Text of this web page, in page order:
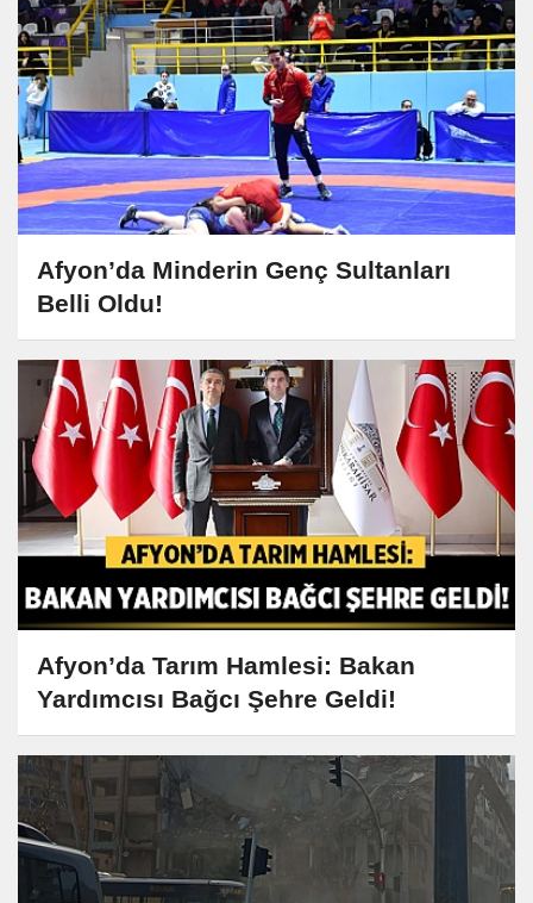
Afyon’da Minderin Genç Sultanları
Belli Oldu!
Afyon’da Tarım Hamlesi: Bakan
Yardımcısı Bağcı Şehre Geldi!